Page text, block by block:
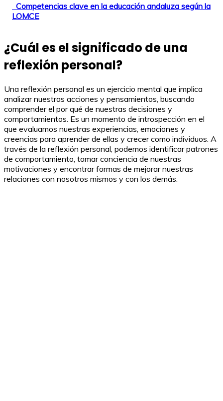
Competencias clave en la educación andaluza según la
LOMCE
¿Cuál es el significado de una
reflexión personal?
Una reflexión personal es un ejercicio mental que implica
analizar nuestras acciones y pensamientos, buscando
comprender el por qué de nuestras decisiones y
comportamientos. Es un momento de introspección en el
que evaluamos nuestras experiencias, emociones y
creencias para aprender de ellas y crecer como individuos. A
través de la reflexión personal, podemos identificar patrones
de comportamiento, tomar conciencia de nuestras
motivaciones y encontrar formas de mejorar nuestras
relaciones con nosotros mismos y con los demás.